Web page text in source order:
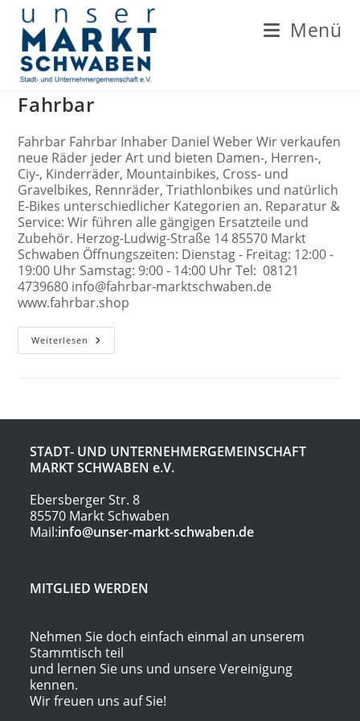
Zum
Inhalt
springen
Menü
Fahrbar
Fahrbar Fahrbar Inhaber Daniel Weber Wir verkaufen
neue Räder jeder Art und bieten Damen-, Herren-,
Ciy-, Kinderräder, Mountainbikes, Cross- und
Gravelbikes, Rennräder, Triathlonbikes und natürlich
E-Bikes unterschiedlicher Kategorien an. Reparatur &
Service: Wir führen alle gängigen Ersatzteile und
Zubehör. Herzog-Ludwig-Straße 14 85570 Markt
Schwaben Öffnungszeiten: Dienstag - Freitag: 12:00 -
19:00 Uhr Samstag: 9:00 - 14:00 Uhr Tel: 08121
4739680 info@fahrbar-marktschwaben.de
www.fahrbar.shop
Weiterlesen Fahrbar
STADT- UND UNTERNEHMERGEMEINSCHAFT
MARKT SCHWABEN e.V.
Ebersberger Str. 8
85570 Markt Schwaben
Mail:info@unser-markt-schwaben.de
MITGLIED WERDEN
Nehmen Sie doch einfach einmal an unserem
Stammtisch teil
und lernen Sie uns und unsere Vereinigung
kennen.
Wir freuen uns auf Sie!